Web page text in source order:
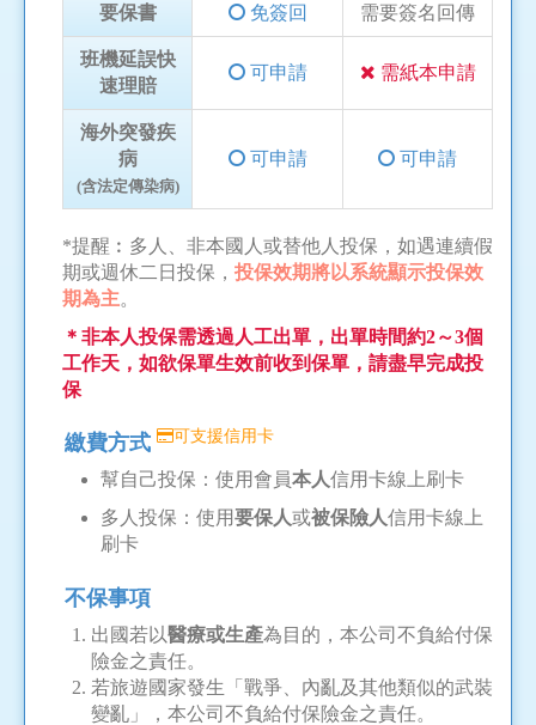
要保書 免簽回 需要簽名回傳
班機延誤快
速理賠
可申請 需紙本申請
海外突發疾
病
(含法定傳染病)
可申請 可申請
*提醒︰多人、非本國人或替他人投保，如遇連續假
期或週休二日投保， 投保效期將以系統顯示投保效
期為主。
＊非本人投保需透過人工出單，出單時間約2～3個
工作天，如欲保單生效前收到保單，請盡早完成投
保
繳費方式 可支援信用卡
幫自己投保：使用會員本人信用卡線上刷卡
多人投保：使用要保人或被保險人信用卡線上
刷卡
不保事項
出國若以醫療或生產為目的，本公司不負給付保
險金之責任。
若旅遊國家發生「戰爭、內亂及其他類似的武裝
變亂」，本公司不負給付保險金之責任。